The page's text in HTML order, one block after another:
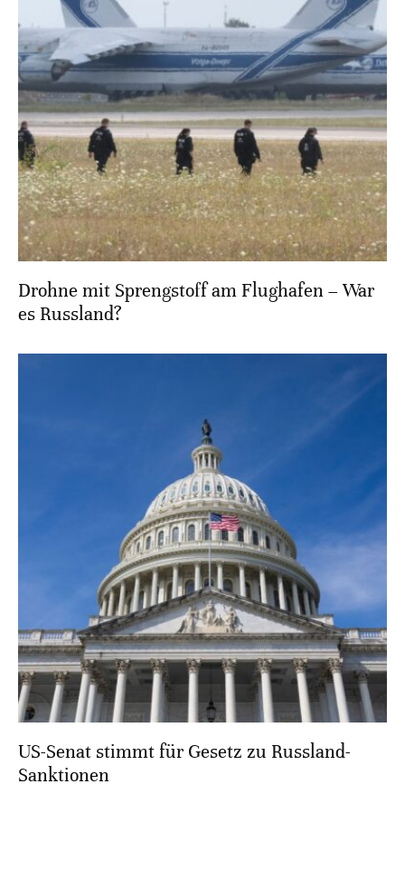
Drohne mit Sprengstoff am Flughafen – War
es Russland?
US-Senat stimmt für Gesetz zu Russland-
Sanktionen